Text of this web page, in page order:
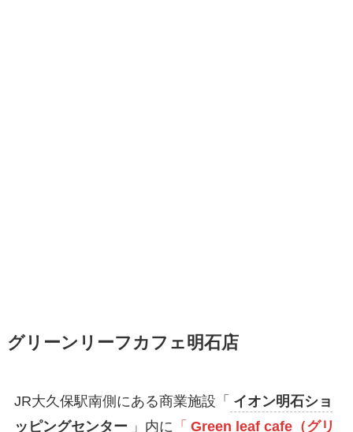
グリーンリーフカフェ明石店
JR大久保駅南側にある商業施設「 イオン明石ショ
ッピングセンター 」内に 「 Green leaf cafe（グリ